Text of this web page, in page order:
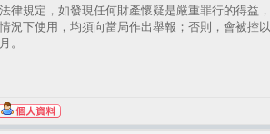
法律規定，如發現任何財產懷疑是嚴重罪行的得益
情況下使用，均須向當局作出舉報；否則，會被控
月。